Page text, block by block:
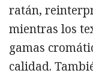
ratán,
mientras los
gamas
calidad.